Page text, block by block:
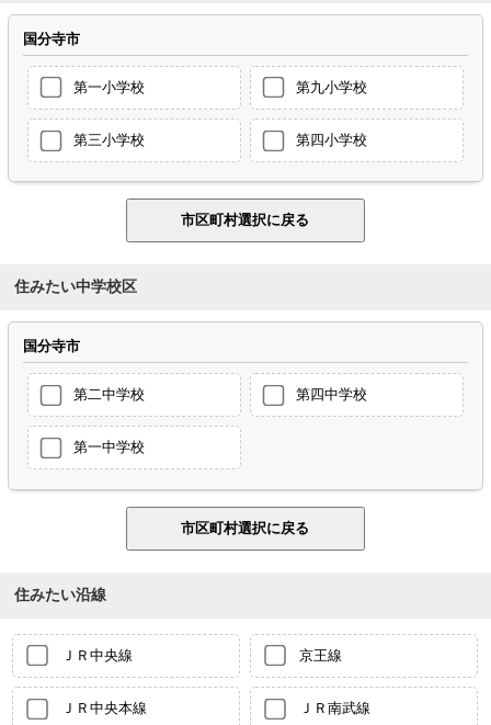
国分寺市
第一小学校 第九小学校
第三小学校 第四小学校
住みたい中学校区
国分寺市
第二中学校 第四中学校
第一中学校
住みたい沿線
ＪＲ中央線 京王線
ＪＲ中央本線 ＪＲ南武線